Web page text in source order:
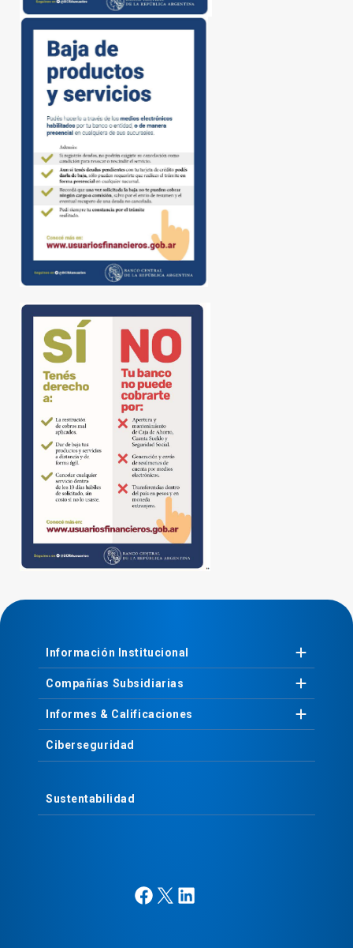
Información Institucional
Compañías Subsidiarias
Informes & Calificaciones
Ciberseguridad
Sustentabilidad
F
X
L